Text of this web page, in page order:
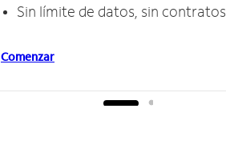
Sin límite de datos, sin contratos
Comenzar